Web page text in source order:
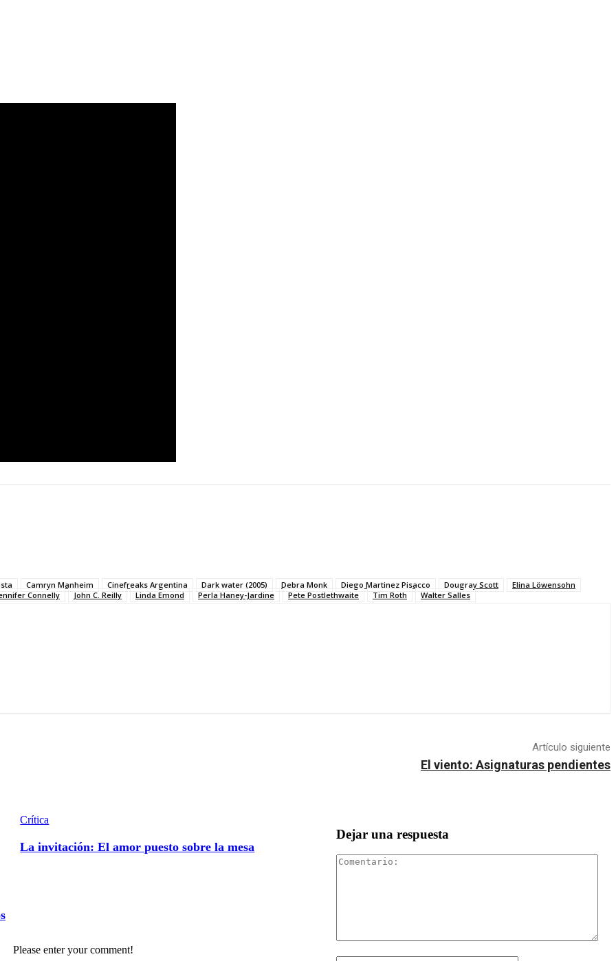
Camryn Manheim Cinefreaks Argentina Dark water (2005) Debra Monk Diego Martinez Pisacco Dougray Scott
Elina Löwensohn
Connelly John C. Reilly Linda Emond Perla Haney-Jardine Pete Postlethwaite Tim Roth Walter Salles
Artículo siguiente
El viento: Asignaturas pendientes
Crítica
La invitación: El amor puesto sobre la mesa
Dejar una respuesta
Please enter your comment!